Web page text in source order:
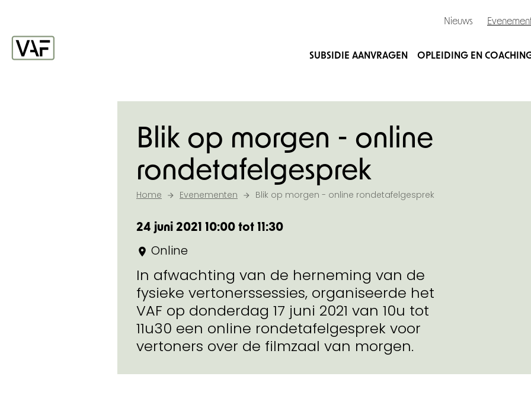
Nieuws
SUBSIDIE AANVRAGEN OPLEIDING EN
Blik op morgen - online
rondetafelgesprek
Home Evenementen Blik op morgen - online rondetafelgesprek
24 juni 2021 10:00 tot 11:30
Online
In afwachting van de herneming van de
fysieke vertonerssessies, organiseerde het
VAF op donderdag 17 juni 2021 van 10u tot
11u30 een online rondetafelgesprek voor
vertoners over de filmzaal van morgen.